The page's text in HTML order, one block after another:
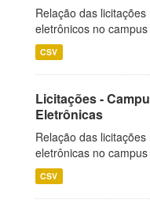
Relação das
eletrônicos no
CSV
Licitações -
Eletrônicas
Relação das
eletrônicas no
CSV